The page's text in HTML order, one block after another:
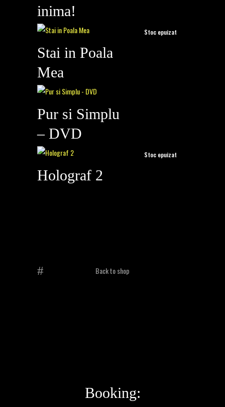
inima!
Stoc epuizat
ADD TO CART
Stai in Poala
Mea
ADD TO CART
Pur si Simplu
– DVD
Stoc epuizat
ADD TO CART
Holograf 2
Back to shop
Booking: